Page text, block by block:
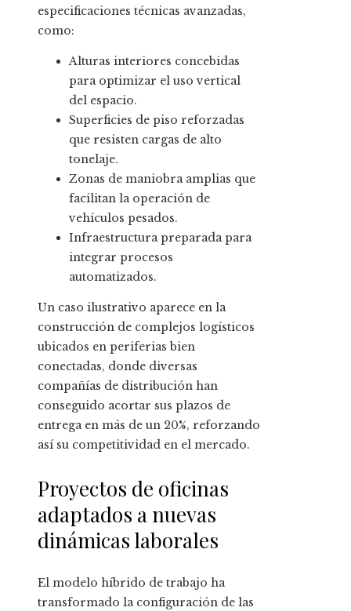
especificaciones técnicas avanzadas,
como:
Alturas interiores concebidas
para optimizar el uso vertical
del espacio.
Superficies de piso reforzadas
que resisten cargas de alto
tonelaje.
Zonas de maniobra amplias que
facilitan la operación de
vehículos pesados.
Infraestructura preparada para
integrar procesos
automatizados.
Un caso ilustrativo aparece en la
construcción de complejos logísticos
ubicados en periferias bien
conectadas, donde diversas
compañías de distribución han
conseguido acortar sus plazos de
entrega en más de un 20%, reforzando
así su competitividad en el mercado.
Proyectos de oficinas
adaptados a nuevas
dinámicas laborales
El modelo híbrido de trabajo ha
transformado la configuración de las